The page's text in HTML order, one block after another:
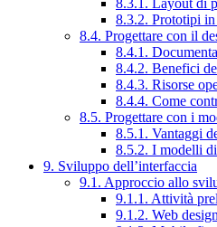
8.3.1. Layout di
8.3.2. Prototipi in
8.4. Progettare con il
8.4.1.
8.4.2. Benefici
8.4.3. Risorse
8.4.4. Come
8.5. Progettare con i
8.5.1. Vantaggi
8.5.2. I modelli
9. Sviluppo dell’interfaccia
9.1. Approccio allo
9.1.1. Attività
9.1.2. Web